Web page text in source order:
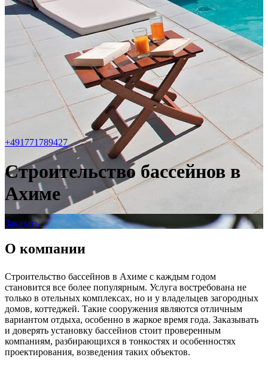
+491771789427
Строительство бассейнов в
Ахиме
Заказать
О компании
Строительство бассейнов в Ахиме с каждым годом
становится все более популярным. Услуга востребована не
только в отельных комплексах, но и у владельцев загородных
домов, коттеджей. Такие сооружения являются отличным
вариантом отдыха, особенно в жаркое время года. Заказывать
и доверять установку бассейнов стоит проверенным
компаниям, разбирающихся в тонкостях и особенностях
проектирования, возведения таких объектов.